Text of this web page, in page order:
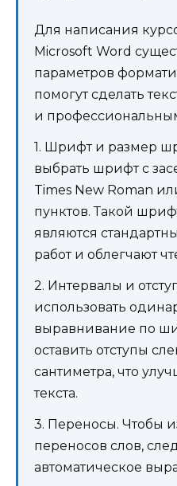
Для написания
Microsoft Word
параметров
помогут сделать
и
1. Шрифт и размер
выбрать шрифт с
Times New Roman
пунктов. Такой
являются
работ и облегчают
2. Интервалы и
использовать
выравнивание по
оставить отступы
сантиметра, что
текста.
3. Переносы. Чтобы
переносов слов,
автоматическое